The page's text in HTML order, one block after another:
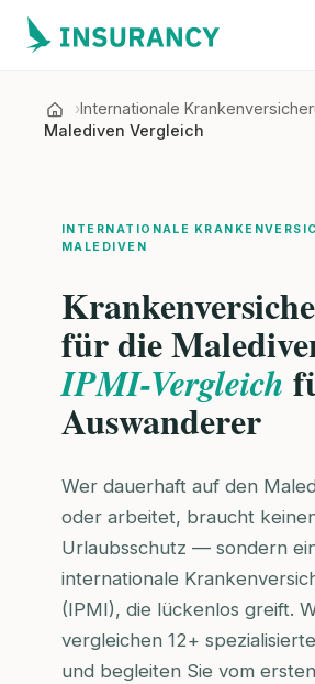
Internationale
Malediven Vergleich
INTERNATIONALE
MALEDIVEN
für die
IPMI-Vergleich
Auswanderer
Wer dauerhaft auf den
oder arbeitet, braucht
Urlaubsschutz — sondern
internationale
(IPMI), die lückenlos greift.
vergleichen 12+
und begleiten Sie vom